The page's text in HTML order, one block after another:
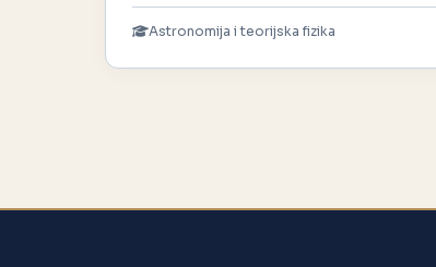
Astronomija i teorijska fizika